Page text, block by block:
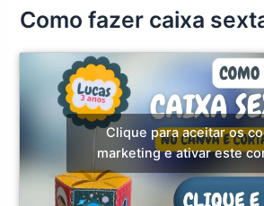
Como fazer caixa
Clique para aceitar os
marketing e ativar este